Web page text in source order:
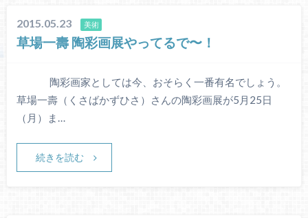
2015.05.23 美術
草場一壽 陶彩画展やってるで〜！
陶彩画家としては今、おそらく一番有名でしょう。
草場一壽（くさばかずひさ）さんの陶彩画展が5月25日
（月）ま…
続きを読む